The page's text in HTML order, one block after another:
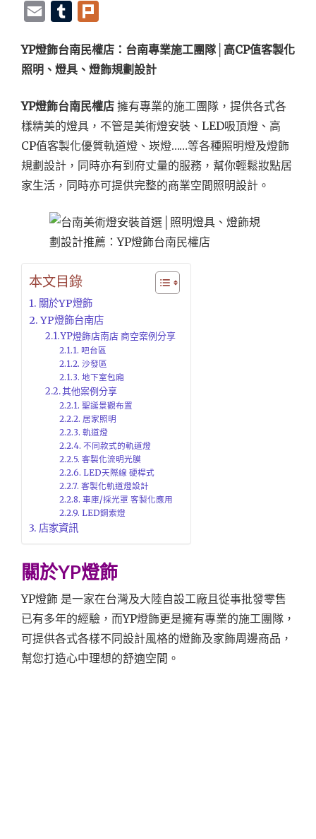
Email Tumblr
YP燈飾台南民權店：台南專業施工團隊│高CP值客製化
照明、燈具、燈飾規劃設計
YP燈飾台南民權店 擁有專業的施工團隊，提供各式各
樣精美的燈具，不管是美術燈安裝、LED吸頂燈、高
CP值客製化優質軌道燈、崁燈……等各種照明燈及燈飾
規劃設計，同時亦有到府丈量的服務，幫你輕鬆妝點居
家生活，同時亦可提供完整的商業空間照明設計。
本文目錄
關於YP燈飾
YP燈飾台南店
YP燈飾店南店 商空案例分享
吧台區
沙發區
地下室包廂
其他案例分享
聖誕景觀布置
居家照明
軌道燈
不同款式的軌道燈
客製化流明光膜
LED天際線 硬桿式
客製化軌道燈設計
車庫/採光罩 客製化應用
LED鋼索燈
店家資訊
關於YP燈飾
YP燈飾 是一家在台灣及大陸自設工廠且從事批發零售
已有多年的經驗，而YP燈飾更是擁有專業的施工團隊，
可提供各式各樣不同設計風格的燈飾及家飾周邊商品，
幫您打造心中理想的舒適空間。